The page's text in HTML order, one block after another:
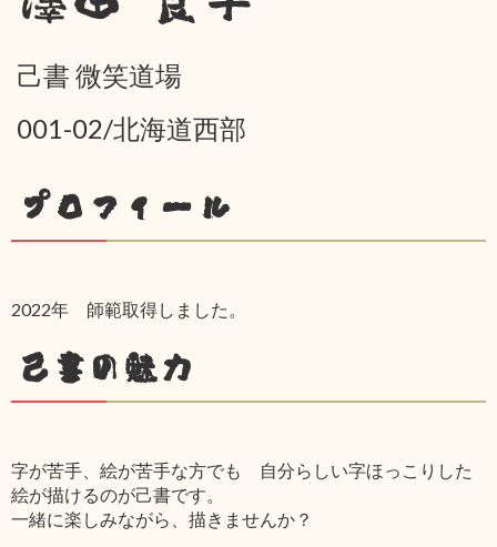
己書 微笑道場
001-02/北海道西部
プロフィール
2022年 師範取得しました。
己書の魅力
字が苦手、絵が苦手な方でも 自分らしい字ほっこりした
絵が描けるのが己書です。
一緒に楽しみながら、描きませんか？